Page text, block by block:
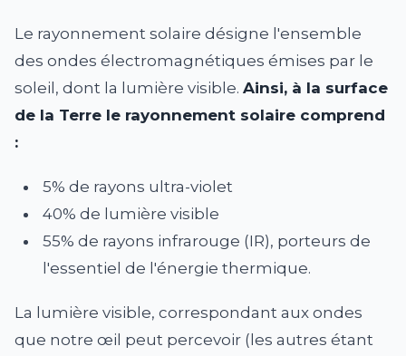
Le rayonnement solaire désigne l'ensemble
des ondes électromagnétiques émises par le
soleil, dont la lumière visible. Ainsi, à la surface
de la Terre le rayonnement solaire comprend
:
5% de rayons ultra-violet
40% de lumière visible
55% de rayons infrarouge (IR), porteurs de
l'essentiel de l'énergie thermique.
La lumière visible, correspondant aux ondes
que notre œil peut percevoir (les autres étant